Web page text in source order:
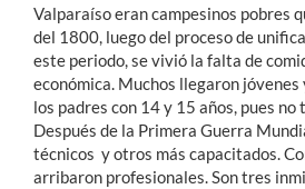
Valparaíso eran campesinos pobres
del 1800, luego del proceso de
este periodo, se vivió la falta de
económica. Muchos llegaron jóvenes
los padres con 14 y 15 años, pues no
Después de la Primera Guerra
técnicos y otros más capacitados.
arribaron profesionales. Son tres